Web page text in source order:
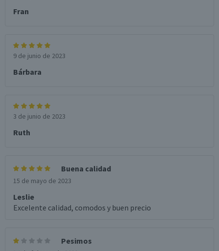
Fran
9 de junio de 2023
Bárbara
3 de junio de 2023
Ruth
Buena calidad
15 de mayo de 2023
Leslie
Excelente calidad, comodos y buen precio
Pesimos